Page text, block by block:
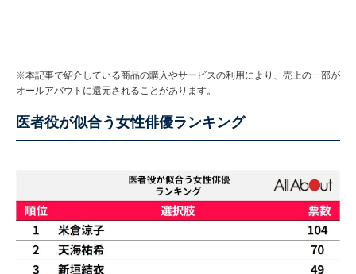
※本記事で紹介している商品の購入やサービスの利用により、売上の一部が
オールアバウトに還元されることがあります。
医者役が似合う女性俳優ランキング